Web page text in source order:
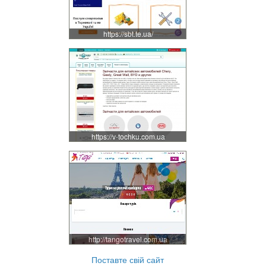
https://sbt.te.ua/
https://v-tochku.com.ua
http://tangotravel.com.ua
Поставте свій сайт